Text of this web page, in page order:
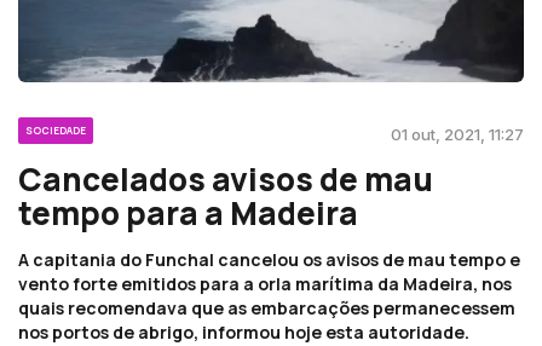
SOCIEDADE 01 out, 2021, 11:27
Cancelados avisos de mau
tempo para a Madeira
A capitania do Funchal cancelou os avisos de mau tempo e
vento forte emitidos para a orla marítima da Madeira, nos
quais recomendava que as embarcações permanecessem
nos portos de abrigo, informou hoje esta autoridade.